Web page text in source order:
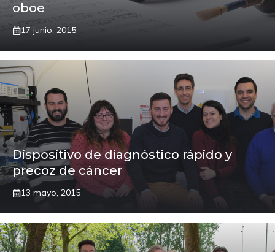
oboe
17 junio, 2015
Dispositivo de diagnóstico rápido y
precoz de cáncer
13 mayo, 2015